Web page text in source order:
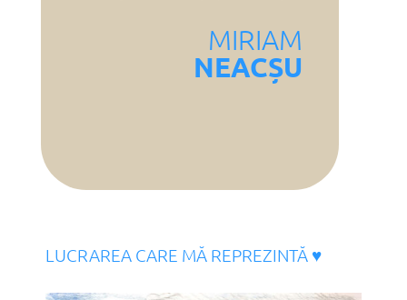
MIRIAM
NEACȘU
LUCRAREA CARE MĂ REPREZINTĂ ♥︎